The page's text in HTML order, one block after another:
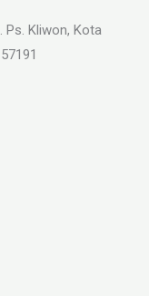
Ps. Kliwon, Kota